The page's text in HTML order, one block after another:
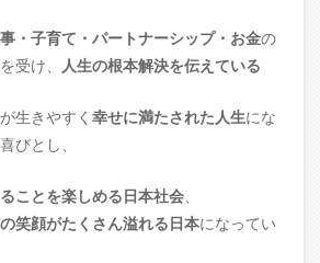
・子育て・パートナーシップ・お金の
受け、
人生の根本解決を伝えている
生きやすく 幸せに満たされた人生にな
びとし、
ことを楽しめる日本社会
笑顔がたくさん溢れる日本になってい